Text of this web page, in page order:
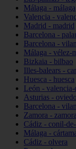
Málaga - málaga
Valencia -
Madrid - madrid
Barcelona -
Barcelona -
Málaga - vélez-
Bizkaia - bilbao
Illes-balears -
Huesca - huesca
León -
Asturias - oviedo
Barcelona -
Zamora - zamora
Cádiz - conil-
Málaga -
Cádiz - olvera